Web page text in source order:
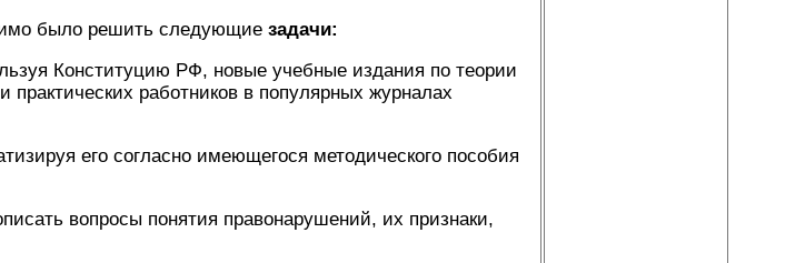
было решить следующие задачи:
Конституцию РФ, новые учебные издания по теории
практических работников в популярных журналах
его согласно имеющегося методического пособия
вопросы понятия правонарушений, их признаки,